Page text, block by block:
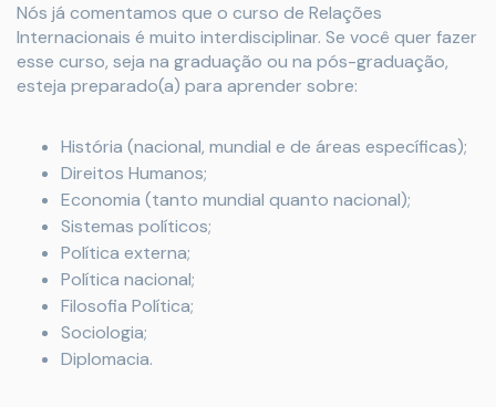
Nós já comentamos que o curso de Relações
Internacionais é muito interdisciplinar. Se você quer fazer
esse curso, seja na graduação ou na pós-graduação,
esteja preparado(a) para aprender sobre:
História (nacional, mundial e de áreas específicas);
Direitos Humanos;
Economia (tanto mundial quanto nacional);
Sistemas políticos;
Política externa;
Política nacional;
Filosofia Política;
Sociologia;
Diplomacia.